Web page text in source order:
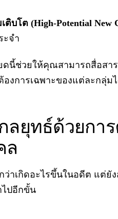
บโต (High-Potential New
ะจำ
ดนี้ช่วยให้คุณสามารถสื่อส
องการเฉพาะของแต่ละกลุ่
ลยุทธ์ด้วยกา
ล
ว่าเกิดอะไรขึ้นในอดีต แต่
ปอีกขั้น